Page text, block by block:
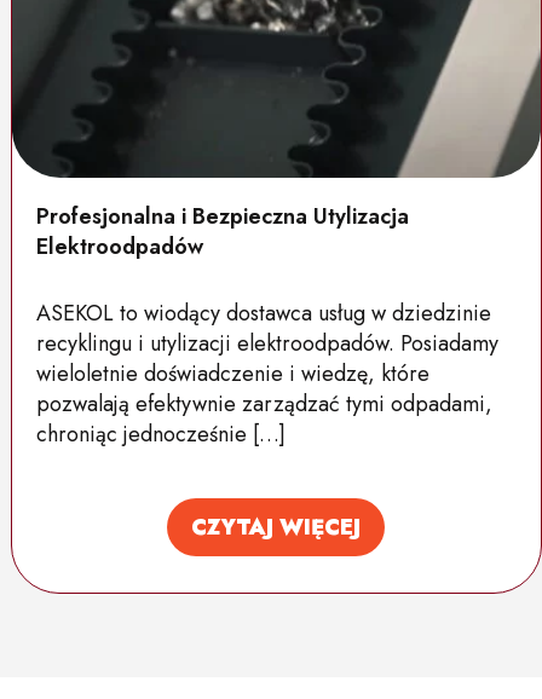
Profesjonalna i Bezpieczna Utylizacja
Elektroodpadów
ASEKOL to wiodący dostawca usług w dziedzinie
recyklingu i utylizacji elektroodpadów. Posiadamy
wieloletnie doświadczenie i wiedzę, które
pozwalają efektywnie zarządzać tymi odpadami,
chroniąc jednocześnie […]
CZYTAJ WIĘCEJ